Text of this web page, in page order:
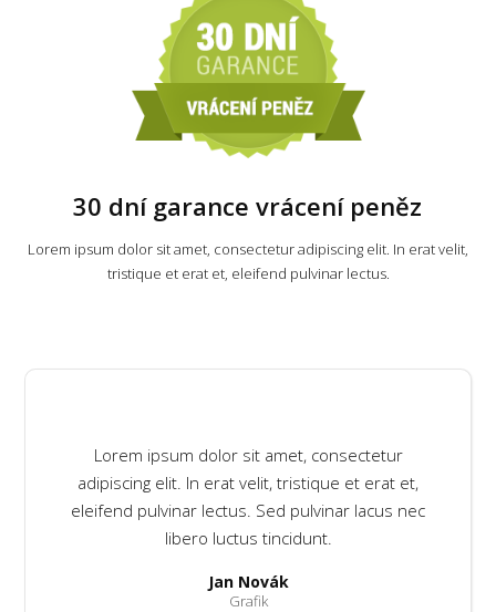
30 dní garance vrácení peněz
Lorem ipsum dolor sit amet, consectetur adipiscing elit. In erat velit,
tristique et erat et, eleifend pulvinar lectus.
Lorem ipsum dolor sit amet, consectetur
adipiscing elit. In erat velit, tristique et erat et,
eleifend pulvinar lectus. Sed pulvinar lacus nec
libero luctus tincidunt.
Jan Novák
Grafik